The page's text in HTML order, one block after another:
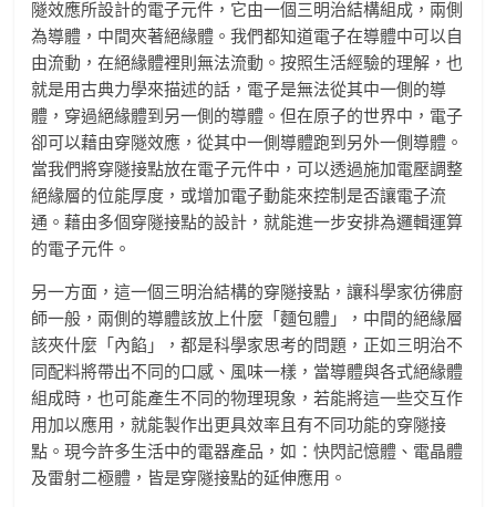
隧效應所設計的電子元件，它由一個三明治結構組成，兩側
為導體，中間夾著絕緣體。我們都知道電子在導體中可以自
由流動，在絕緣體裡則無法流動。按照生活經驗的理解，也
就是用古典力學來描述的話，電子是無法從其中一側的導
體，穿過絕緣體到另一側的導體。但在原子的世界中，電子
卻可以藉由穿隧效應，從其中一側導體跑到另外一側導體。
當我們將穿隧接點放在電子元件中，可以透過施加電壓調整
絕緣層的位能厚度，或增加電子動能來控制是否讓電子流
通。藉由多個穿隧接點的設計，就能進一步安排為邏輯運算
的電子元件。
另一方面，這一個三明治結構的穿隧接點，讓科學家彷彿廚
師一般，兩側的導體該放上什麼「麵包體」，中間的絕緣層
該夾什麼「內餡」，都是科學家思考的問題，正如三明治不
同配料將帶出不同的口感、風味一樣，當導體與各式絕緣體
組成時，也可能產生不同的物理現象，若能將這一些交互作
用加以應用，就能製作出更具效率且有不同功能的穿隧接
點。現今許多生活中的電器產品，如：快閃記憶體、電晶體
及雷射二極體，皆是穿隧接點的延伸應用。